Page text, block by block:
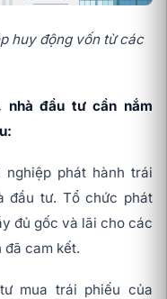
huy động vốn từ các
nhà đầu tư cần nắm
nghiệp phát hành trái
đầu tư. Tổ chức phát
đủ gốc và lãi cho các
đã cam kết.
mua trái phiếu của